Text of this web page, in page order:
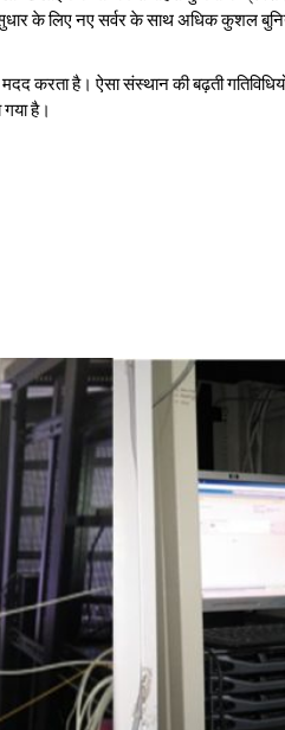
के लिए नए सर्वर के साथ अधिक कुशल
करता है। ऐसा संस्थान की बढ़ती
है।